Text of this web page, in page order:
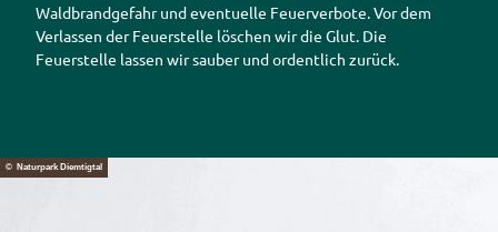
Waldbrandgefahr und eventuelle Feuerverbote. Vor dem
Verlassen der Feuerstelle löschen wir die Glut. Die
Feuerstelle lassen wir sauber und ordentlich zurück.
© Naturpark Diemtigtal